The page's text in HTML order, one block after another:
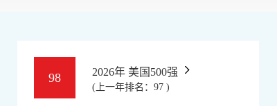
98 2026年 美国500强
(上一年排名：97 )